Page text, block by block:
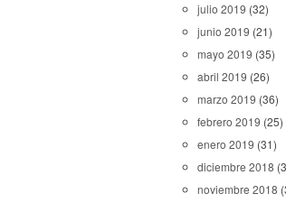
julio 2019 (32)
junio 2019 (21)
mayo 2019 (35)
abril 2019 (26)
marzo 2019 (36)
febrero 2019 (25)
enero 2019 (31)
diciembre 2018
noviembre 2018